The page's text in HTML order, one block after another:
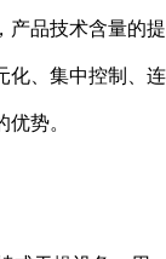
产品技术含量的提
化、集中控制、连
势。